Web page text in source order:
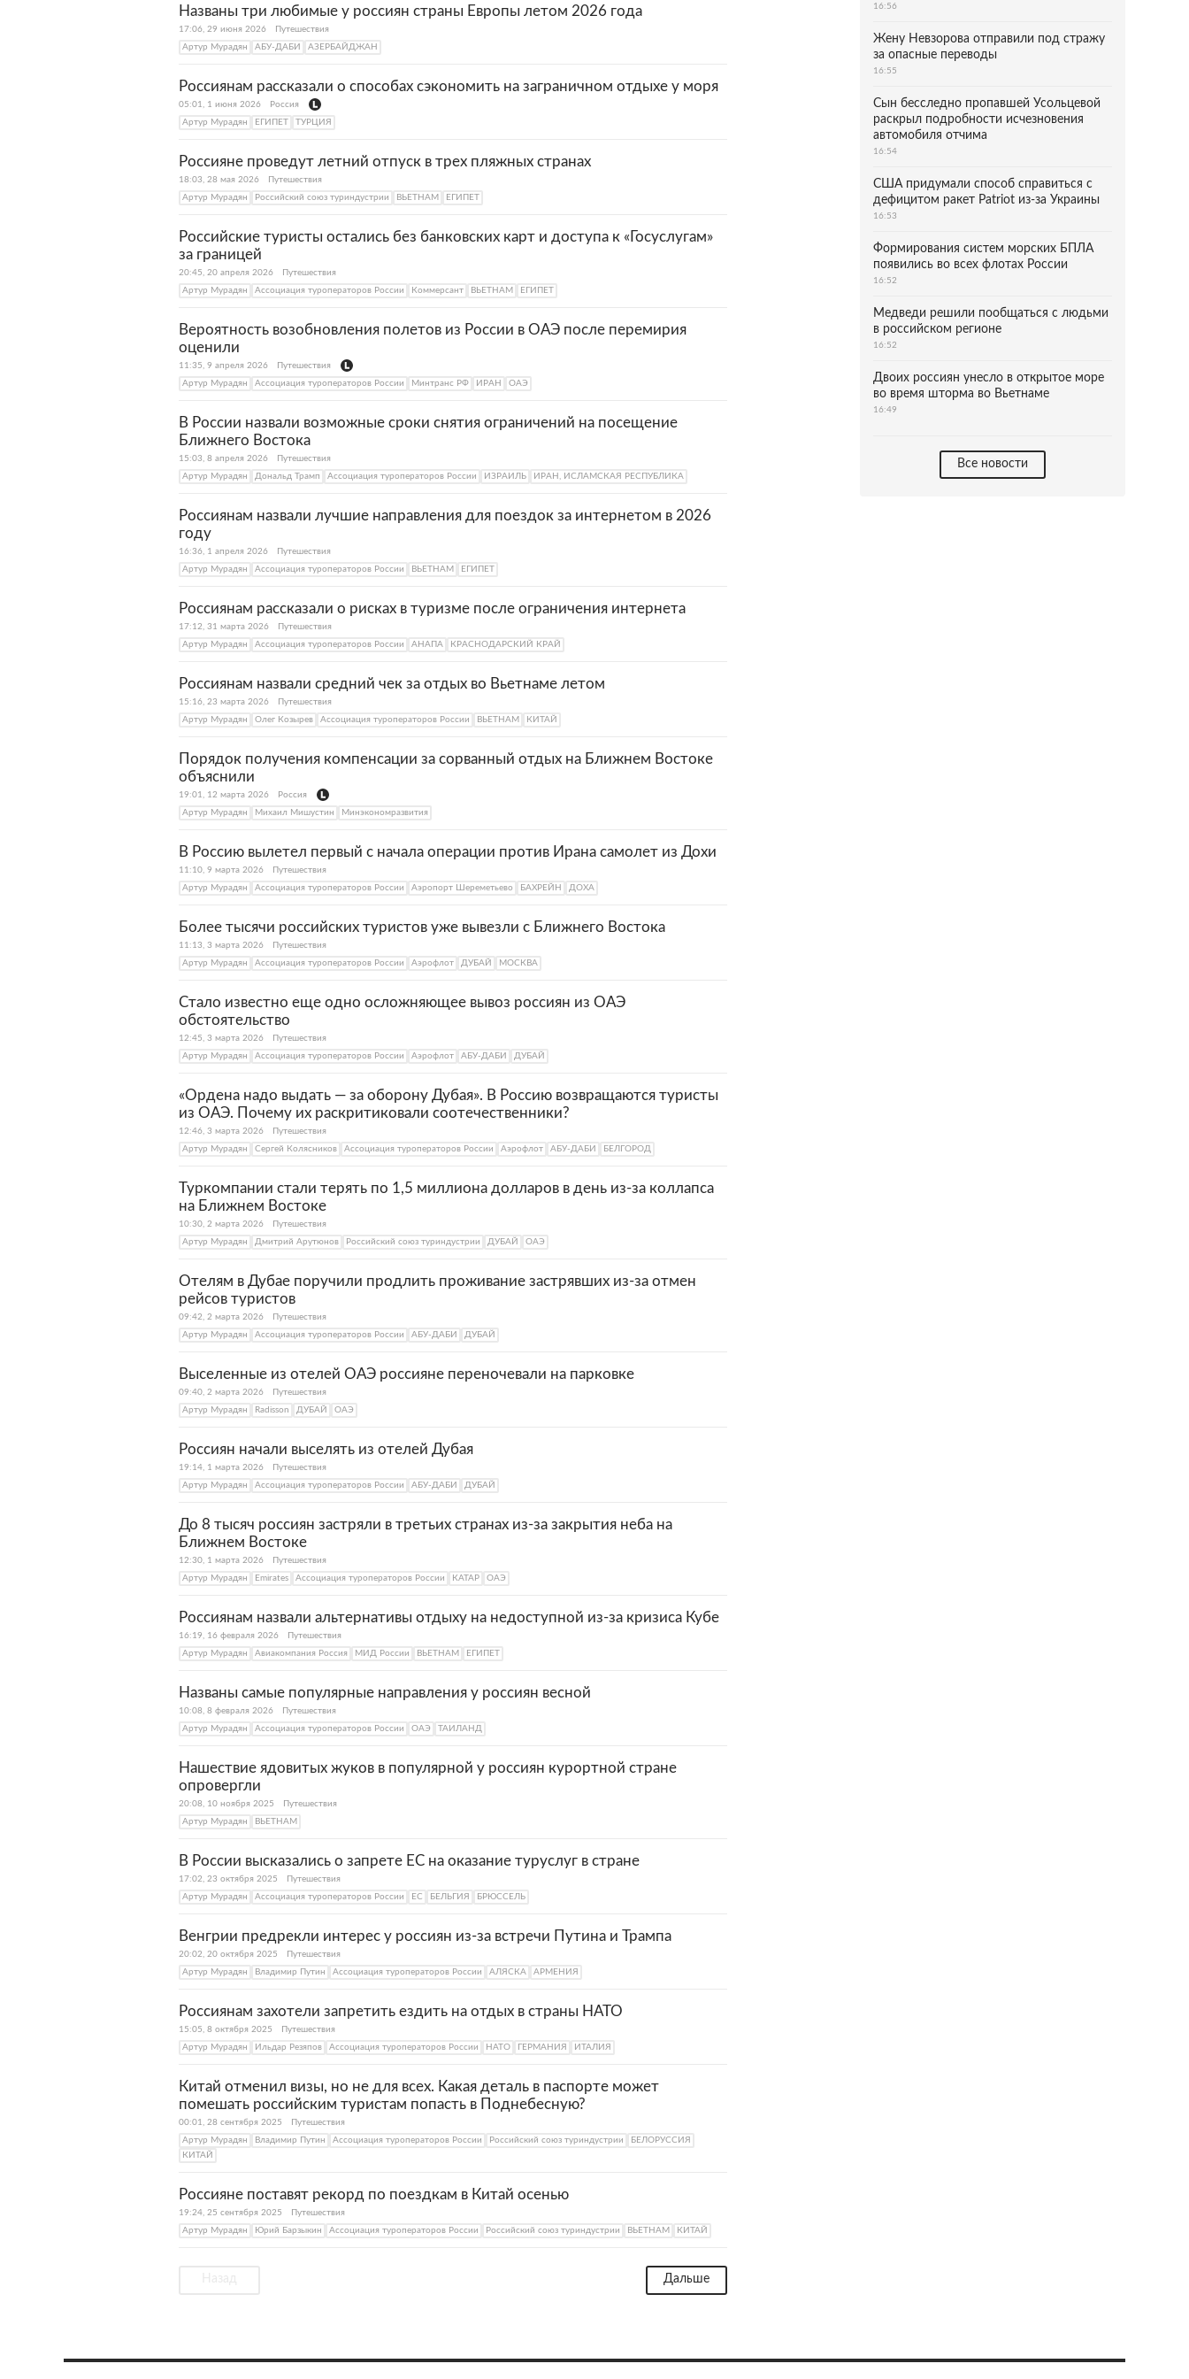
Названы три любимые у россиян страны Европы летом 2026 года
17:06, 29 июня 2026
Путешествия
Артур Мурадян
АБУ-ДАБИ АЗЕРБАЙДЖАН
Россиянам рассказали о способах сэкономить на заграничном отдыхе у моря
05:01, 1 июня 2026
Россия
Артур Мурадян
ЕГИПЕТ ТУРЦИЯ
Россияне проведут летний отпуск в трех пляжных странах
18:03, 28 мая 2026
Путешествия
Артур Мурадян
Российский союз туриндустрии ВЬЕТНАМ ЕГИПЕТ
Российские туристы остались без банковских карт и доступа к «Госуслугам»
за границей
20:45, 20 апреля 2026
Путешествия
Артур Мурадян
Ассоциация туроператоров России Коммерсант ВЬЕТНАМ ЕГИПЕТ
Вероятность возобновления полетов из России в ОАЭ после перемирия
оценили
11:35, 9 апреля 2026
Путешествия
Артур Мурадян
Ассоциация туроператоров России Минтранс РФ ИРАН ОАЭ
В России назвали возможные сроки снятия ограничений на посещение
Ближнего Востока
15:03, 8 апреля 2026
Путешествия
Артур Мурадян
Дональд Трамп Ассоциация туроператоров России ИЗРАИЛЬ ИРАН, ИСЛАМСКАЯ РЕСПУБЛИКА
Россиянам назвали лучшие направления для поездок за интернетом в 2026
году
16:36, 1 апреля 2026
Путешествия
Артур Мурадян
Ассоциация туроператоров России ВЬЕТНАМ ЕГИПЕТ
Россиянам рассказали о рисках в туризме после ограничения интернета
17:12, 31 марта 2026
Путешествия
Артур Мурадян
Ассоциация туроператоров России АНАПА КРАСНОДАРСКИЙ КРАЙ
Россиянам назвали средний чек за отдых во Вьетнаме летом
15:16, 23 марта 2026
Путешествия
Артур Мурадян
Олег Козырев Ассоциация туроператоров России ВЬЕТНАМ КИТАЙ
Порядок получения компенсации за сорванный отдых на Ближнем Востоке
объяснили
19:01, 12 марта 2026
Россия
Артур Мурадян
Михаил Мишустин Минэкономразвития
В Россию вылетел первый с начала операции против Ирана самолет из Дохи
11:10, 9 марта 2026
Путешествия
Артур Мурадян
Ассоциация туроператоров России Аэропорт Шереметьево БАХРЕЙН ДОХА
Более тысячи российских туристов уже вывезли с Ближнего Востока
11:13, 3 марта 2026
Путешествия
Артур Мурадян
Ассоциация туроператоров России Аэрофлот ДУБАЙ МОСКВА
Стало известно еще одно осложняющее вывоз россиян из ОАЭ
обстоятельство
12:45, 3 марта 2026
Путешествия
Артур Мурадян
Ассоциация туроператоров России Аэрофлот АБУ-ДАБИ ДУБАЙ
«Ордена надо выдать — за оборону Дубая». В Россию возвращаются туристы
из ОАЭ. Почему их раскритиковали соотечественники?
12:46, 3 марта 2026
Путешествия
Артур Мурадян
Сергей Колясников Ассоциация туроператоров России Аэрофлот АБУ-ДАБИ БЕЛГОРОД
Туркомпании стали терять по 1,5 миллиона долларов в день из-за коллапса
на Ближнем Востоке
10:30, 2 марта 2026
Путешествия
Артур Мурадян
Дмитрий Арутюнов Российский союз туриндустрии ДУБАЙ ОАЭ
Отелям в Дубае поручили продлить проживание застрявших из-за отмен
рейсов туристов
09:42, 2 марта 2026
Путешествия
Артур Мурадян
Ассоциация туроператоров России АБУ-ДАБИ ДУБАЙ
Выселенные из отелей ОАЭ россияне переночевали на парковке
09:40, 2 марта 2026
Путешествия
Артур Мурадян
Radisson ДУБАЙ ОАЭ
Россиян начали выселять из отелей Дубая
19:14, 1 марта 2026
Путешествия
Артур Мурадян
Ассоциация туроператоров России АБУ-ДАБИ ДУБАЙ
До 8 тысяч россиян застряли в третьих странах из-за закрытия неба на
Ближнем Востоке
12:30, 1 марта 2026
Путешествия
Артур Мурадян
Emirates Ассоциация туроператоров России КАТАР ОАЭ
Россиянам назвали альтернативы отдыху на недоступной из-за кризиса Кубе
16:19, 16 февраля 2026
Путешествия
Артур Мурадян
Авиакомпания Россия МИД России ВЬЕТНАМ ЕГИПЕТ
Названы самые популярные направления у россиян весной
10:08, 8 февраля 2026
Путешествия
Артур Мурадян
Ассоциация туроператоров России ОАЭ ТАИЛАНД
Нашествие ядовитых жуков в популярной у россиян курортной стране
опровергли
20:08, 10 ноября 2025
Путешествия
Артур Мурадян
ВЬЕТНАМ
В России высказались о запрете ЕС на оказание туруслуг в стране
17:02, 23 октября 2025
Путешествия
Артур Мурадян
Ассоциация туроператоров России ЕС БЕЛЬГИЯ БРЮССЕЛЬ
Венгрии предрекли интерес у россиян из-за встречи Путина и Трампа
20:02, 20 октября 2025
Путешествия
Артур Мурадян
Владимир Путин Ассоциация туроператоров России АЛЯСКА АРМЕНИЯ
Россиянам захотели запретить ездить на отдых в страны НАТО
15:05, 8 октября 2025
Путешествия
Артур Мурадян
Ильдар Резяпов Ассоциация туроператоров России НАТО ГЕРМАНИЯ ИТАЛИЯ
Китай отменил визы, но не для всех. Какая деталь в паспорте может
помешать российским туристам попасть в Поднебесную?
00:01, 28 сентября 2025
Путешествия
Артур Мурадян
Владимир Путин Ассоциация туроператоров России Российский союз туриндустрии
БЕЛОРУССИЯ
КИТАЙ
Россияне поставят рекорд по поездкам в Китай осенью
19:24, 25 сентября 2025
Путешествия
Артур Мурадян
Юрий Барзыкин Ассоциация туроператоров России Российский союз туриндустрии ВЬЕТНАМ КИТАЙ
Дальше
16:56
Жену Невзорова отправили под стражу
за опасные переводы
16:55
Сын бесследно пропавшей Усольцевой
раскрыл подробности исчезновения
автомобиля отчима
16:54
США придумали способ справиться с
дефицитом ракет Patriot из-за Украины
16:53
Формирования систем морских БПЛА
появились во всех флотах России
16:52
Медведи решили пообщаться с людьми
в российском регионе
16:52
Двоих россиян унесло в открытое море
во время шторма во Вьетнаме
16:49
Все новости